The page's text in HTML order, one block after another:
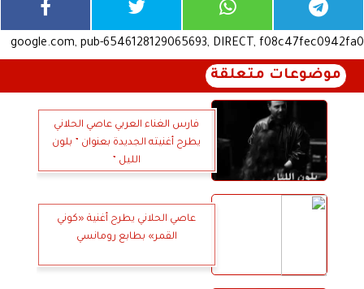
google.com, pub-6546128129065693, DIRECT, f08c47fec0942fa0
موضوعات متعلقة
فارس الغناء العربي عاصي الحلاني
يطرح أغنيته الجديدة بعنوان ” بلون
الليل ”
عاصي الحلاني يطرح أغنية «كوني
القمر» بطابع رومانسي